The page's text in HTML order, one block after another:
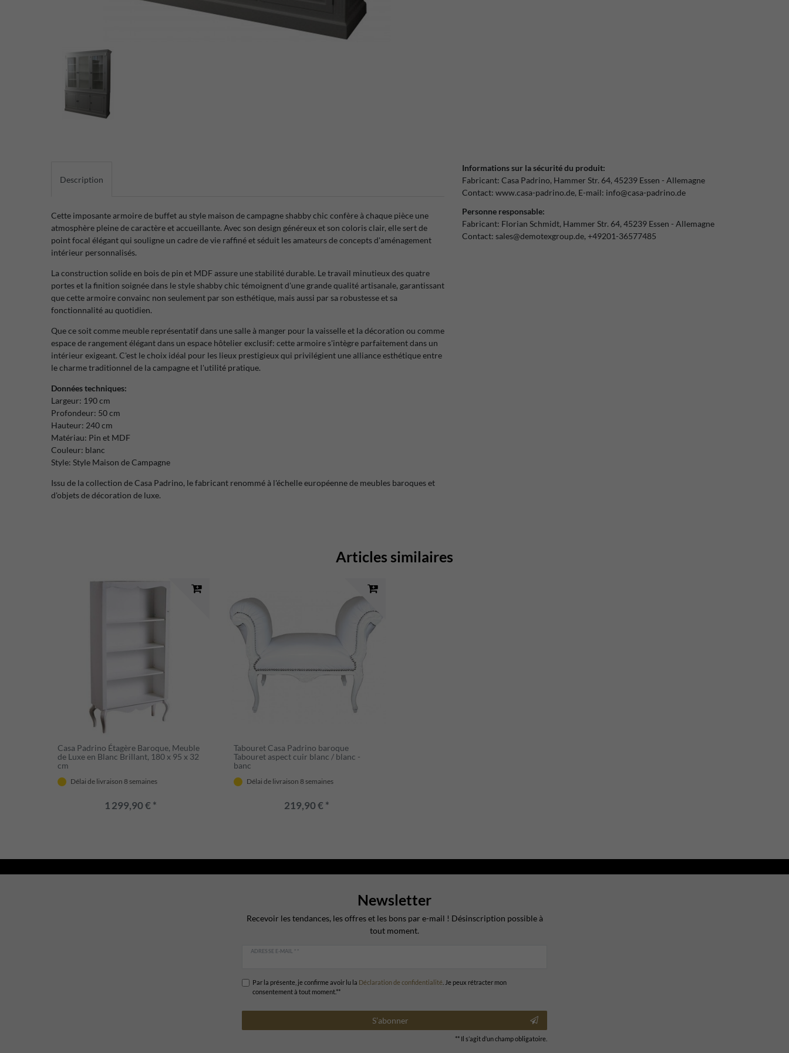
Description
Cette imposante armoire de buffet au style maison de campagne shabby chic confère à chaque pièce une
atmosphère pleine de caractère et accueillante. Avec son design généreux et son coloris clair, elle sert de
point focal élégant qui souligne un cadre de vie raffiné et séduit les amateurs de concepts d'aménagement
intérieur personnalisés.
La construction solide en bois de pin et MDF assure une stabilité durable. Le travail minutieux des quatre
portes et la finition soignée dans le style shabby chic témoignent d'une grande qualité artisanale, garantissant
que cette armoire convainc non seulement par son esthétique, mais aussi par sa robustesse et sa
fonctionnalité au quotidien.
Que ce soit comme meuble représentatif dans une salle à manger pour la vaisselle et la décoration ou comme
espace de rangement élégant dans un espace hôtelier exclusif: cette armoire s'intègre parfaitement dans un
intérieur exigeant. C'est le choix idéal pour les lieux prestigieux qui privilégient une alliance esthétique entre
le charme traditionnel de la campagne et l'utilité pratique.
Données techniques:
Largeur: 190 cm
Profondeur: 50 cm
Hauteur: 240 cm
Matériau: Pin et MDF
Couleur: blanc
Style: Style Maison de Campagne
Issu de la collection de Casa Padrino, le fabricant renommé à l'échelle européenne de meubles baroques et
d'objets de décoration de luxe.
Informations sur la sécurité du produit:
Fabricant: Casa Padrino Hammer Str. 64 45239 Essen
Allemagne
Contact: www.casa-padrino.de E-mail: info@casa-padrino.de
Personne responsable:
Fabricant: Florian Schmidt Hammer Str. 64 45239 Essen
Allemagne
Contact: sales@demotexgroup.de +49201-36577485
Articles similaires
Casa Padrino Étagère Baroque, Meuble
de Luxe en Blanc Brillant, 180 x 95 x 32
cm
Délai de livraison 8 semaines
1 299,90 € *
Tabouret Casa Padrino baroque
Tabouret aspect cuir blanc / blanc -
banc
Délai de livraison 8 semaines
219,90 € *
Newsletter
Recevoir les tendances, les offres et les bons par e-mail ! Désinscription possible à
tout moment.
ADRESSE E-MAIL **
Par la présente, je confirme avoir lu la Déclaration de confidentialité . Je peux rétracter mon
consentement à tout moment.**
S’abonner
** Il s’agit d’un champ obligatoire.